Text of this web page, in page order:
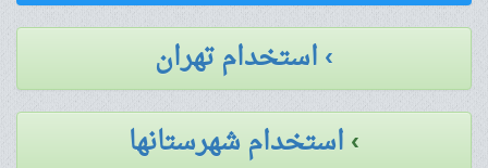
› استخدام تهران
›استخدام شهرستانها